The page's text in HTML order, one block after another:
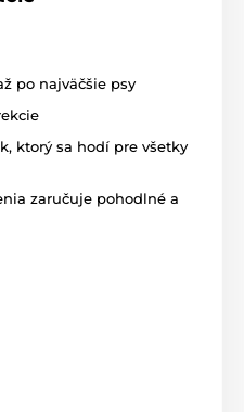
sa dá jednoducho
päťstupňového
obojku. Vďaka tomu je
psy.
dobíjať pomocou kábla
po najväčšie psy
ktorý sa hodí pre všetky
zaručuje pohodlné a